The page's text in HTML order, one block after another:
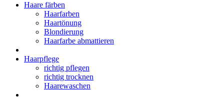
Haare färben
Haarfarben
Haartönung
Blondierung
Haarfarbe abmattieren
Haarpflege
richtig pflegen
richtig trocknen
Haarewaschen